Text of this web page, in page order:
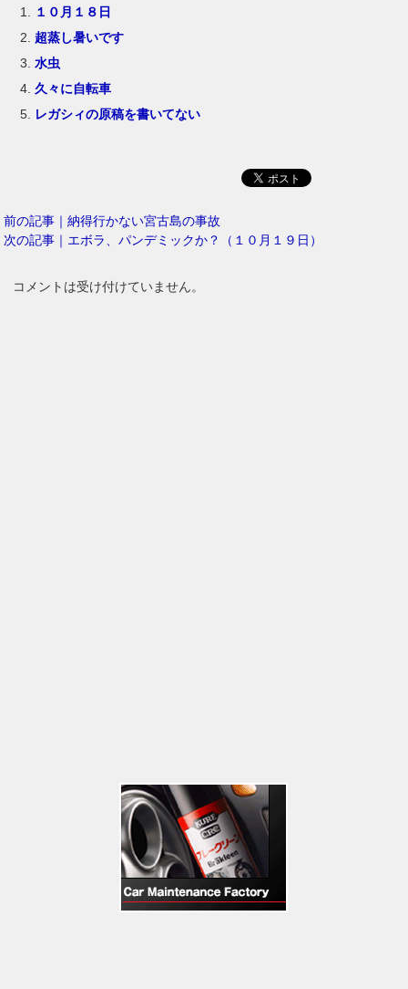
１０月１８日
超蒸し暑いです
水虫
久々に自転車
レガシィの原稿を書いてない
前の記事｜納得行かない宮古島の事故
次の記事｜エボラ、パンデミックか？（１０月１９日）
コメントは受け付けていません。